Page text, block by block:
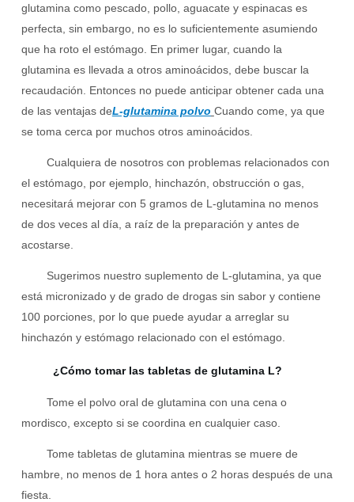
glutamina como pescado, pollo, aguacate y espinacas es
perfecta, sin embargo, no es lo suficientemente asumiendo
que ha roto el estómago. En primer lugar, cuando la
glutamina es llevada a otros aminoácidos, debe buscar la
recaudación. Entonces no puede anticipar obtener cada una
de las ventajas deL-glutamina polvo Cuando come, ya que
se toma cerca por muchos otros aminoácidos.
Cualquiera de nosotros con problemas relacionados con
el estómago, por ejemplo, hinchazón, obstrucción o gas,
necesitará mejorar con 5 gramos de L-glutamina no menos
de dos veces al día, a raíz de la preparación y antes de
acostarse.
Sugerimos nuestro suplemento de L-glutamina, ya que
está micronizado y de grado de drogas sin sabor y contiene
100 porciones, por lo que puede ayudar a arreglar su
hinchazón y estómago relacionado con el estómago.
¿Cómo tomar las tabletas de glutamina L?
Tome el polvo oral de glutamina con una cena o
mordisco, excepto si se coordina en cualquier caso.
Tome tabletas de glutamina mientras se muere de
hambre, no menos de 1 hora antes o 2 horas después de una
fiesta.